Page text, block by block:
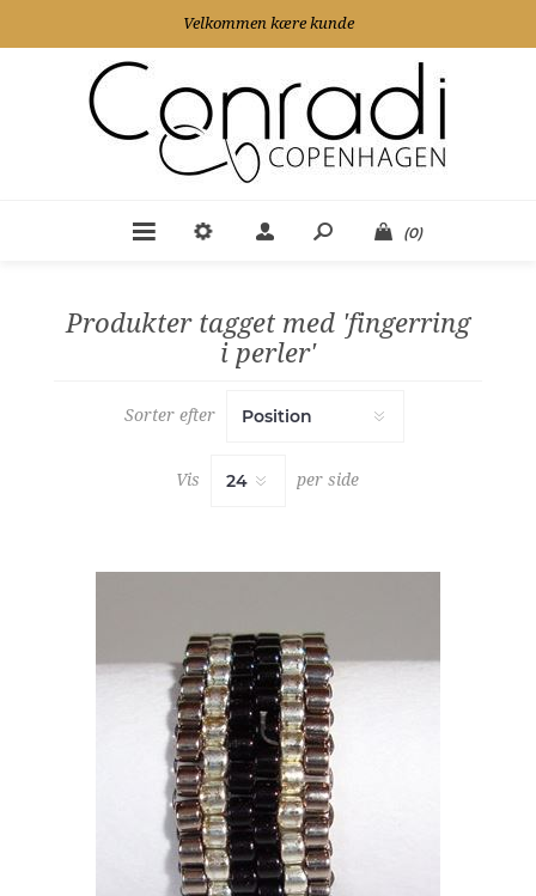
Velkommen kære kunde
(0)
Produkter tagget med 'fingerring
i perler'
Sorter efter
Vis per side